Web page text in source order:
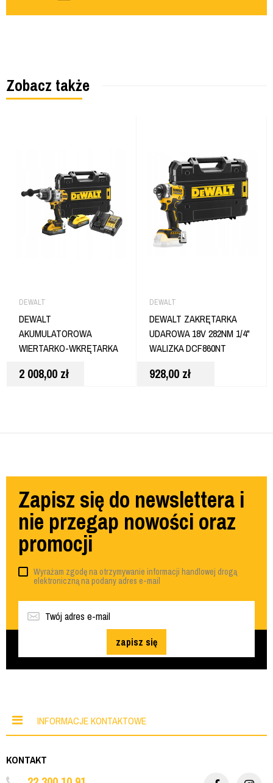
Zobacz także
DEWALT
DEWALT
AKUMULATOROWA
WIERTARKO-WKRĘTARKA
DCD1007H2T
2 008,00 zł
DEWALT
DEWALT ZAKRĘTARKA
UDAROWA 18V 282NM 1/4"
WALIZKA DCF860NT
928,00 zł
Zapisz się do newslettera i
nie przegap nowości oraz
promocji
Wyrażam zgodę na otrzymywanie informacji handlowej drogą
elektroniczną na podany adres e-mail
zapisz się
INFORMACJE KONTAKTOWE
KONTAKT